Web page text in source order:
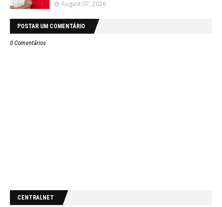
August 07, 2026
POSTAR UM COMENTÁRIO
0 Comentários
CENTRALNET